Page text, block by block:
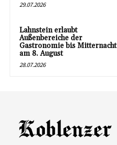
29.07.2026
Lahnstein erlaubt
Außenbereiche der
Gastronomie bis Mitternacht
am 8. August
28.07.2026